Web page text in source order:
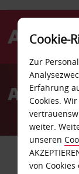
Avis
Cookie-
Zur
Erfahrung
Cookies.
weiter.
unseren
von